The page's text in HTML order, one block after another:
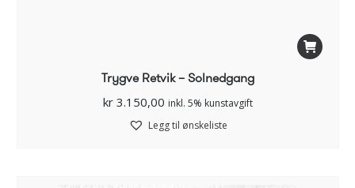
Trygve Retvik – Solnedgang
kr3.150,00 inkl. 5% kunstavgift
Legg til ønskeliste